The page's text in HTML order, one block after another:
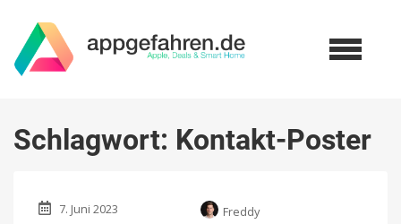
Schlagwort: Kontakt-Poster
7. Juni 2023
Freddy